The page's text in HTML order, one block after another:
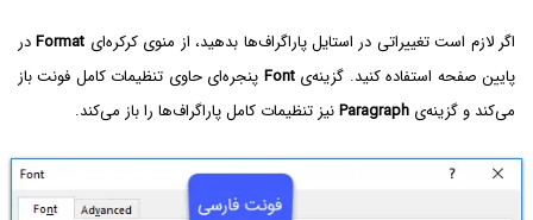
اگر لازم است تغییراتی در استایل پاراگراف‌ها بدهید، از منوی کرکره‌ای Formatدر
پایین صفحه استفاده کنید. گزینه‌یFont پنجره‌ای حاوی تنظیمات کامل فونت باز
می‌کند و گزینه‌ی Paragraphنیز تنظیمات کامل پاراگراف‌ها را باز می‌کند.